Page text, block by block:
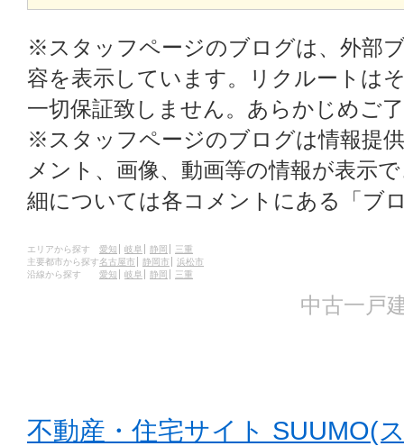
※スタッフページのブログは、外部
容を表示しています。リクルートは
一切保証致しません。あらかじめご
※スタッフページのブログは情報提
メント、画像、動画等の情報が表示
細については各コメントにある「ブ
エリアから探す 愛知 岐阜 静岡
三重
主要都市から探す名古屋市 静岡市
浜松市
沿線から探す
愛知 岐阜 静岡 三重
中古一戸
不動産・住宅サイト SUUMO(